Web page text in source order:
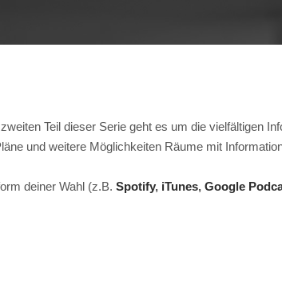
Teil dieser Serie geht es um die vielfältigen
und weitere Möglichkeiten Räume mit
deiner Wahl (z.B. Spotify, iTunes,Google